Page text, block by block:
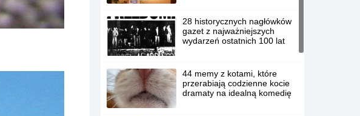
28 historycznych nagłówków
gazet z najważniejszych
wydarzeń ostatnich 100 lat
44 memy z kotami, które
przerabiają codzienne kocie
dramaty na idealną komedię